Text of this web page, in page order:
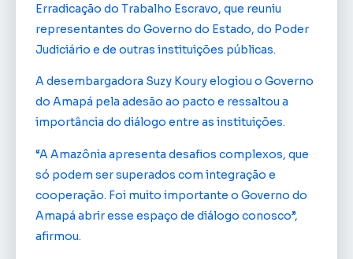
Erradicação do Trabalho Escravo, que reuniu
representantes do Governo do Estado, do Poder
Judiciário e de outras instituições públicas.
A desembargadora Suzy Koury elogiou o Governo
do Amapá pela adesão ao pacto e ressaltou a
importância do diálogo entre as instituições.
“A Amazônia apresenta desafios complexos, que
só podem ser superados com integração e
cooperação. Foi muito importante o Governo do
Amapá abrir esse espaço de diálogo conosco”,
afirmou.